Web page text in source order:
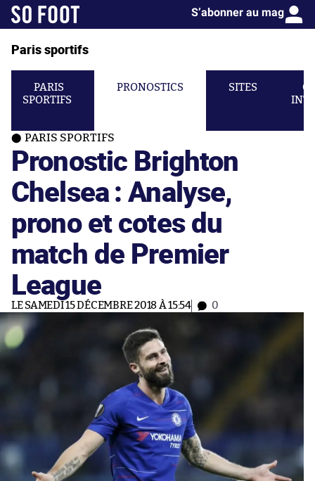
S’abonner au mag
Paris sportifs
PARIS
SPORTIFS
PRONOSTICS SITES
PARIS SPORTIFS
Pronostic Brighton
Chelsea : Analyse,
prono et cotes du
match de Premier
League
LE SAMEDI 15 DÉCEMBRE 2018 À 15:54 0